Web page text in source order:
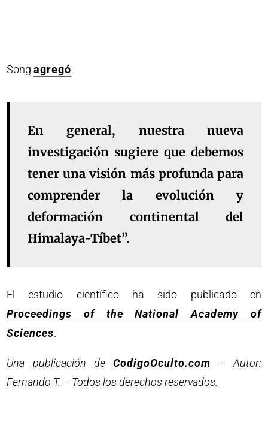
Songagregó:
En general, nuestra nueva
investigación sugiere que debemos
tener una visión más profunda para
comprender la evolución y
deformación continental del
Himalaya-Tíbet”.
El estudio científico ha sido publicado en
Proceedings of the National Academy of
Sciences.
Una publicación deCodigoOculto.com – Autor:
Fernando T. – Todos los derechos reservados.